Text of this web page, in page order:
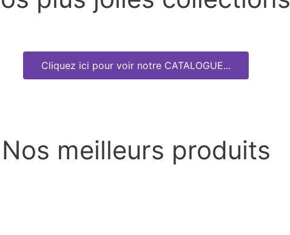
Cliquez ici pour voir notre CATALOGUE...
Nos meilleurs produits